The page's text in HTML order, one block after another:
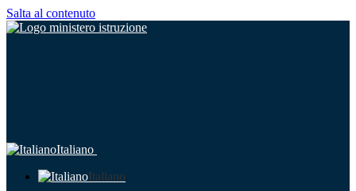
Salta al contenuto
Italiano
Italiano